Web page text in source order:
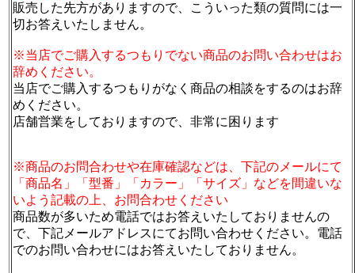
販売した先方がありますので、こういった類の質問には一
切お答えいたしません。
※当店でご購入するつもりでない商品のお問い合わせはお
辞めください。
当店でご購入するつもりがなく商品の相談をするのはお辞
めください。
店舗営業をしておりますので、非常に困ります
※商品のお問合わせや在庫確認などは、下記のメールにて
「商品名」「型番」「カラー」「サイズ」などを間違いな
いよう記載の上、お問合わせください
商品数が多いため電話ではお答えいたしておりませんの
で、下記メールアドレスにてお問い合わせください。電話
でのお問い合わせにはお答えいたしておりません。